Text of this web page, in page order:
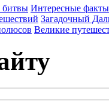
битвы Интересные факты
Загадочный
Великие